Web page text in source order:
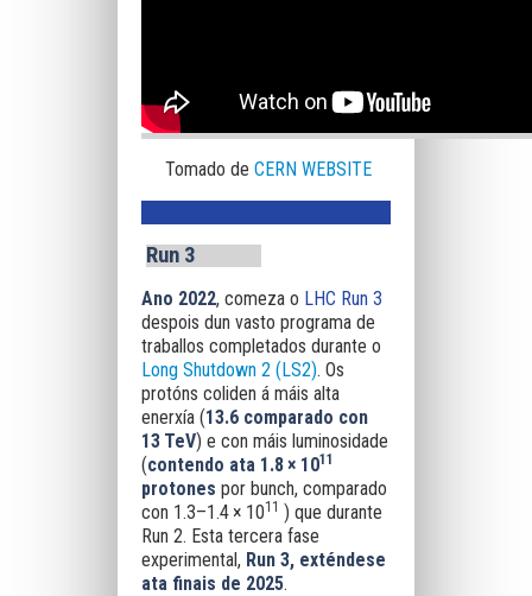
Tomado de CERN WEBSITE
Run 3
Ano 2022, comeza o LHC Run 3
despois dun vasto programa de
traballos completados durante o
Long Shutdown 2 (LS2). Os
protóns coliden á máis alta
enerxía (13.6 comparado con
13 TeV) e con máis luminosidade
(contendo ata 1.8 × 1011
protones por bunch, comparado
con 1.3–1.4 × 1011 ) que durante
Run 2. Esta tercera fase
experimental, Run 3, exténdese
ata finais de 2025.